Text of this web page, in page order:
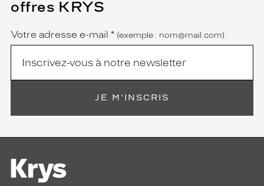
offres KRYS
Name
Votre adresse e-mail *
est
obligatoire)
(exemple : nom@mail.com)
JE M'INSCRIS